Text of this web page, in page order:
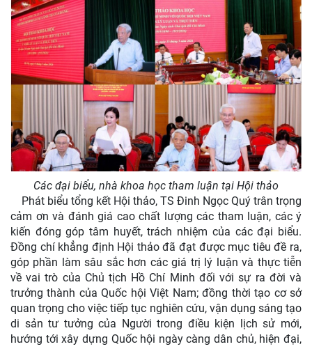
Các đại biểu, nhà khoa học tham luận tại Hội thảo
Phát biểu tổng kết Hội thảo, TS Đinh Ngọc Quý trân trọng
cảm ơn và đánh giá cao chất lượng các tham luận, các ý
kiến đóng góp tâm huyết, trách nhiệm của các đại biểu.
Đồng chí khẳng định Hội thảo đã đạt được mục tiêu đề ra,
góp phần làm sâu sắc hơn các giá trị lý luận và thực tiễn
về vai trò của Chủ tịch Hồ Chí Minh đối với sự ra đời và
trưởng thành của Quốc hội Việt Nam; đồng thời tạo cơ sở
quan trọng cho việc tiếp tục nghiên cứu, vận dụng sáng tạo
di sản tư tưởng của Người trong điều kiện lịch sử mới,
hướng tới xây dựng Quốc hội ngày càng dân chủ, hiện đại,